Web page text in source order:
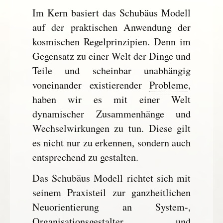
Im Kern basiert das Schubäus Modell
auf der praktischen Anwendung der
kosmischen Regelprinzipien. Denn im
Gegensatz zu einer Welt der Dinge und
Teile und scheinbar unabhängig
voneinander existierenderProbleme,
haben wir es mit einer Welt
dynamischer Zusammenhänge und
Wechselwirkungen zu tun. Diese gilt
es nicht nur zu erkennen, sondern auch
entsprechend zu gestalten.
Das Schubäus Modell richtet sich mit
seinem Praxisteil zur ganzheitlichen
Neuorientierung an System-,